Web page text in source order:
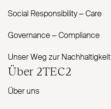
Social Responsibility – Care
Governance – Com­pliance
Unser Weg zur Nachhaltigkeit
Über 2TEC2
Über uns